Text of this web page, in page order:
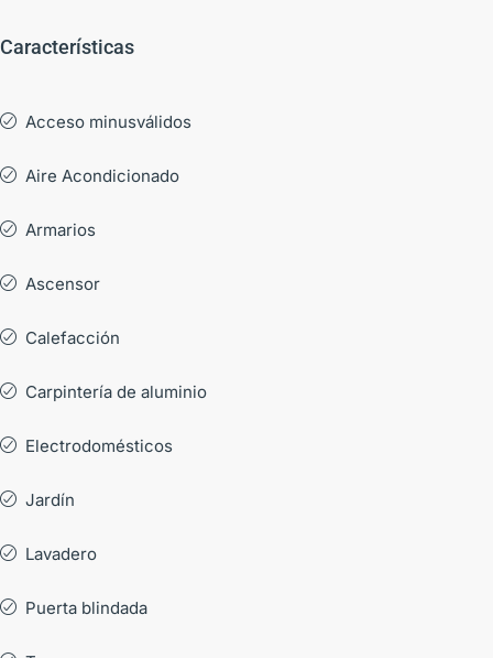
Características
Acceso minusválidos
Aire Acondicionado
Armarios
Ascensor
Calefacción
Carpintería de aluminio
Electrodomésticos
Jardín
Lavadero
Puerta blindada